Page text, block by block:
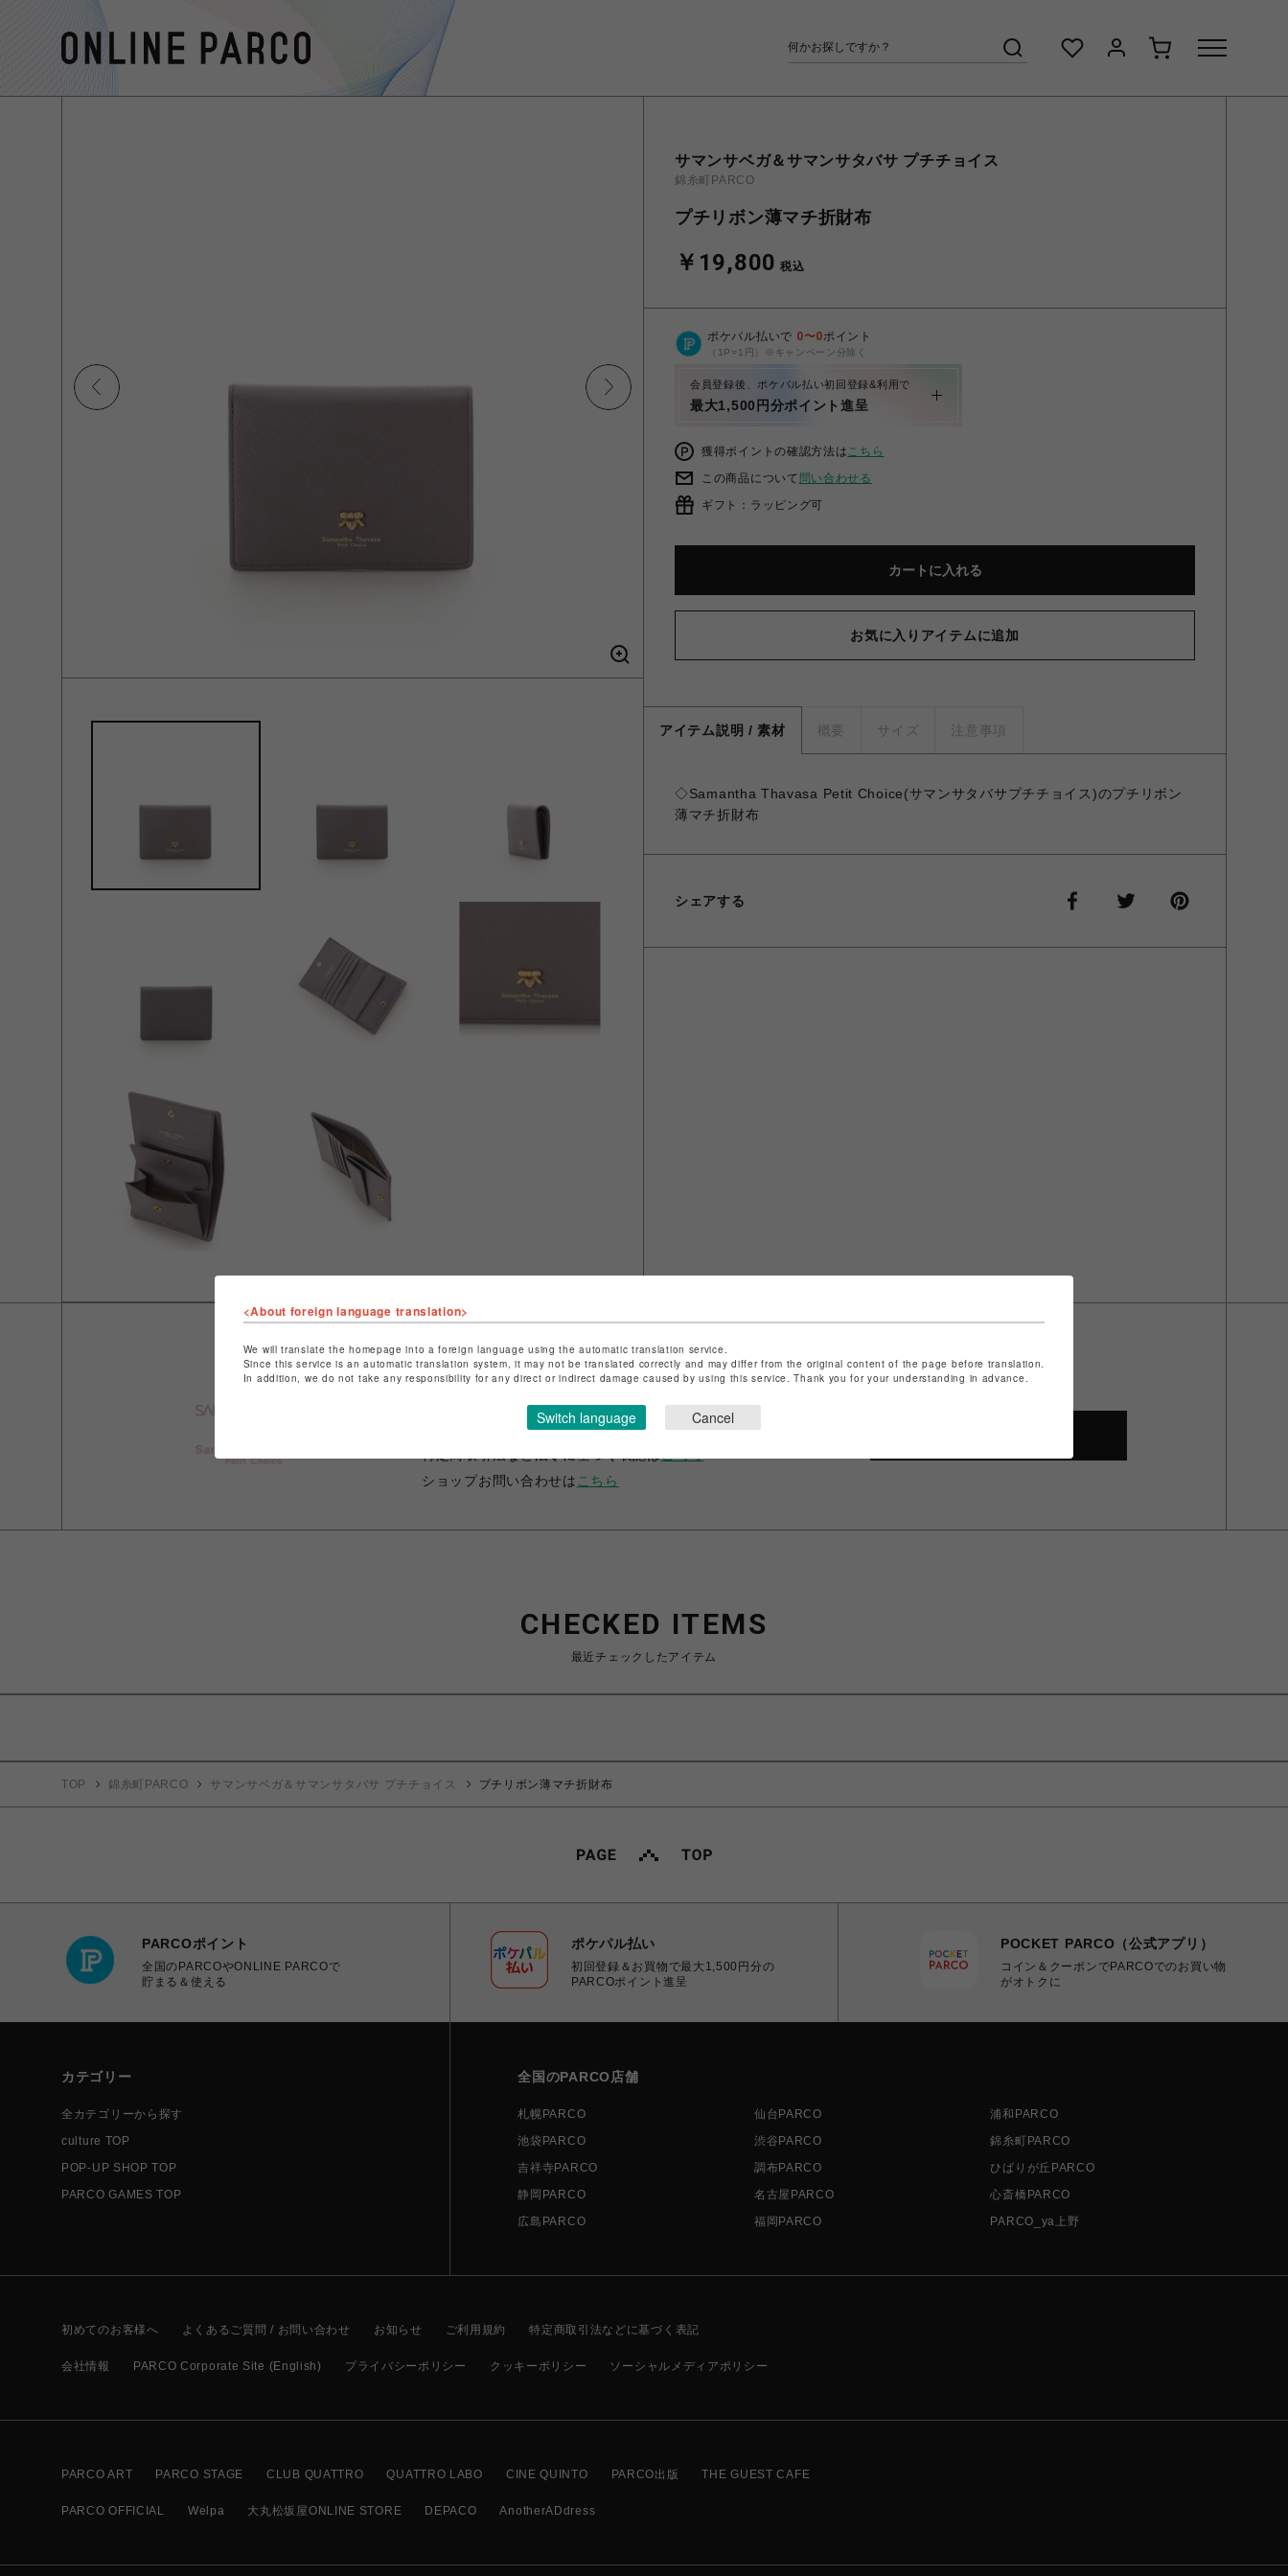
サマンサベガ＆サマンサタバサ プチチョイス
錦糸町PARCO
プチリボン薄マチ折財布
￥19,800 税込
ポケパル払いで 0〜0ポイント
（1P=1円）※キャンペーン分除く
会員登録後、ポケパル払い初回登録&利用で
最大1,500円分ポイント進呈
獲得ポイントの確認方法はこちら
この商品について 問い合わせる
ギフト：ラッピング可
カートに入れる
お気に入りアイテムに追加
アイテム説明 / 素材 概要 サイズ 注意事項
◇Samantha Thavasa Petit Choice(サマンサタバサプチチョイス)のプチリボン
薄マチ折財布
シェアする
錦糸町PARCO
ショップお問い合わせは こちら
CHECKED ITEMS
最近チェックしたアイテム
TOP 錦糸町PARCO サマンサベガ＆サマンサタバサ プチチョイス プチリボン薄マチ折財布
PARCOポイント
全国のPARCOやONLINE PARCOで
貯まる＆使える
ポケパル払い
初回登録＆お買物で最大1,500円分の
PARCOポイント進呈
POCKET PARCO（公式アプリ）
コイン＆クーポンでPARCOでのお買い物
がオトクに
カテゴリー
全カテゴリーから探す
culture TOP
POP-UP SHOP TOP
PARCO GAMES TOP
全国のPARCO店舗
札幌PARCO 仙台PARCO
浦和PARCO
池袋PARCO
渋谷PARCO
錦糸町PARCO
吉祥寺PARCO
調布PARCO
ひばりが丘PARCO
静岡PARCO
名古屋PARCO
心斎橋PARCO
広島PARCO
福岡PARCO PARCO_ya上野
初めてのお客様へ よくあるご質問 / お問い合わせ お知らせ ご利用規約 特定商取引法などに基づく表記
会社情報 PARCO Corporate Site (English) プライバシーポリシー クッキーポリシー ソーシャルメディアポリシー
PARCO ART PARCO STAGE CLUB QUATTRO QUATTRO LABO CINE QUINTO PARCO出版 THE GUEST CAFE
PARCO OFFICIAL Welpa 大丸松坂屋ONLINE STORE DEPACO AnotherADdress
<About foreign language translation>
We will translate the homepage into a foreign language using the automatic translation service.
Since this service is an automatic translation system, it may not be translated correctly and may differ from the original content of the page before translation.
In addition, we do not take any responsibility for any direct or indirect damage caused by using this service. Thank you for your understanding in advance.
Switch language Cancel